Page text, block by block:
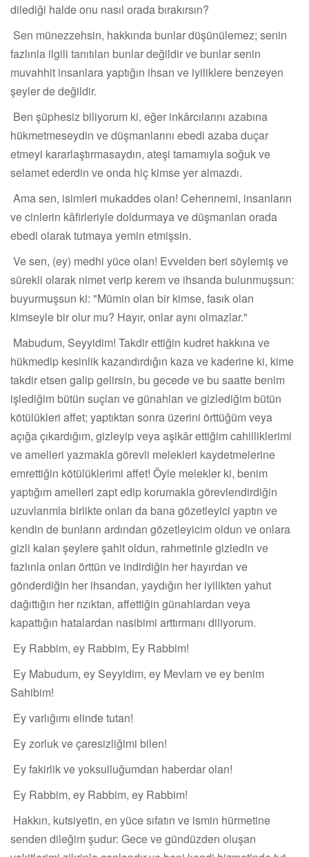
dilediği halde onu nasıl orada bırakırsın?
Sen münezzehsin, hakkında bunlar düşünülemez; senin
fazlınla ilgili tanıtılan bunlar değildir ve bunlar senin
muvahhit insanlara yaptığın ihsan ve iyiliklere benzeyen
şeyler de değildir.
Ben şüphesiz biliyorum ki, eğer inkârcılarını azabına
hükmetmeseydin ve düşmanlarını ebedi azaba duçar
etmeyi kararlaştırmasaydın, ateşi tamamıyla soğuk ve
selamet ederdin ve onda hiç kimse yer almazdı.
Ama sen, isimleri mukaddes olan! Cehennemi, insanların
ve cinlerin kâfirleriyle doldurmaya ve düşmanları orada
ebedi olarak tutmaya yemin etmişsin.
Ve sen, (ey) medhi yüce olan! Evvelden beri söylemiş ve
sürekli olarak nimet verip kerem ve ihsanda bulunmuşsun:
buyurmuşsun ki: "Mümin olan bir kimse, fasık olan
kimseyle bir olur mu? Hayır, onlar aynı olmazlar."
Mabudum, Seyyidim! Takdir ettiğin kudret hakkına ve
hükmedip kesinlik kazandırdığın kaza ve kaderine ki, kime
takdir etsen galip gelirsin, bu gecede ve bu saatte benim
işlediğim bütün suçları ve günahları ve gizlediğim bütün
kötülükleri affet; yaptıktan sonra üzerini örttüğüm veya
açığa çıkardığım, gizleyip veya aşikâr ettiğim cahilliklerimi
ve amelleri yazmakla görevli melekleri kaydetmelerine
emrettiğin kötülüklerimi affet! Öyle melekler ki, benim
yaptığım amelleri zapt edip korumakla görevlendirdiğin
uzuvlarımla birlikte onları da bana gözetleyici yaptın ve
kendin de bunların ardından gözetleyicim oldun ve onlara
gizli kalan şeylere şahit oldun, rahmetinle gizledin ve
fazlınla onları örttün ve indirdiğin her hayırdan ve
gönderdiğin her ihsandan, yaydığın her iyilikten yahut
dağıttığın her rızıktan, affettiğin günahlardan veya
kapattığın hatalardan nasibimi arttırmanı diliyorum.
Ey Rabbim, ey Rabbim, Ey Rabbim!
Ey Mabudum, ey Seyyidim, ey Mevlam ve ey benim
Sahibim!
Ey varlığımı elinde tutan!
Ey zorluk ve çaresizliğimi bilen!
Ey fakirlik ve yoksulluğumdan haberdar olan!
Ey Rabbim, ey Rabbim, ey Rabbim!
Hakkın, kutsiyetin, en yüce sıfatın ve ismin hürmetine
senden dileğim şudur: Gece ve gündüzden oluşan